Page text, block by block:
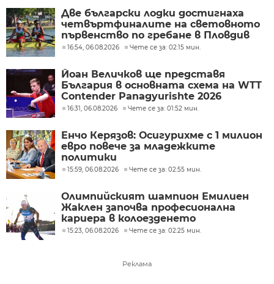
Две български лодки достигнаха
четвъртфиналите на световното
първенство по гребане в Пловдив
16:54, 06.08.2026 Чете се за: 02:15 мин.
Йоан Величков ще представя
България в основната схема на WTT
Contender Panagyurishte 2026
16:31, 06.08.2026 Чете се за: 01:52 мин.
Енчо Керязов: Осигурихме с 1 милион
евро повече за младежките
политики
15:59, 06.08.2026 Чете се за: 02:55 мин.
Олимпийският шампион Емилиен
Жаклен започва професионална
кариера в колоезденето
15:23, 06.08.2026 Чете се за: 02:25 мин.
Реклама